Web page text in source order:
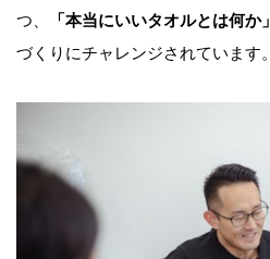
つ、
「本当にいいタオルとは何か」
づくりにチャレンジされています。